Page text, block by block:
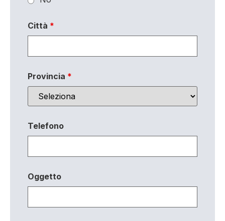
Città *
Provincia *
Telefono
Oggetto